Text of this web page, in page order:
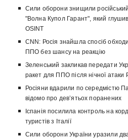
Сили оборони знищили
"Волна Купол Гарант", який
OSINT
CNN: Росія знайшла спосіб
ППО без шансу на реакцію
Зеленський закликав передати
ракет для ППО після нічної атаки
Росіяни вдарили по середмістю
відомо про девʼятьох поранених
Іспанія посилила контроль на
туристів з Італії
Сили оборони України уразили